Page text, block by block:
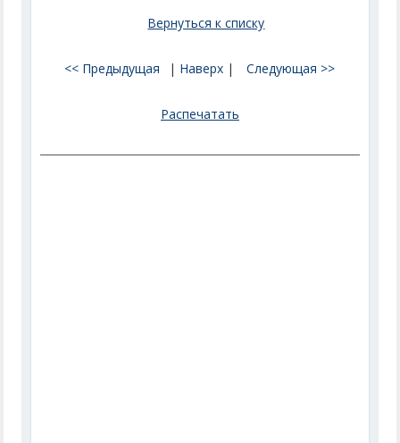
Вернуться к списку
<< Предыдущая | Наверх | Следующая >>
Распечатать